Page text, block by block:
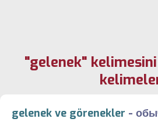
"gelenek"
gelenek ve görenekler -